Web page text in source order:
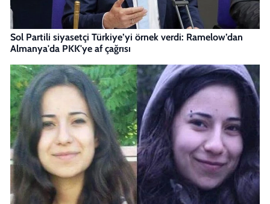
Sol Partili siyasetçi Türkiye’yi örnek verdi: Ramelow’dan
Almanya'da PKK'ye af çağrısı